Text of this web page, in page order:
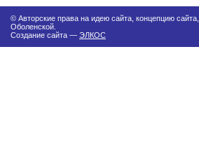
© Авторские права на идею сайта, концепцию
Оболенской.
Создание сайта — ЭЛКОС